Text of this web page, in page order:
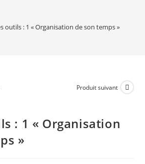
outils : 1 « Organisation de son temps »
Produit suivant
: 1 « Organisation
»